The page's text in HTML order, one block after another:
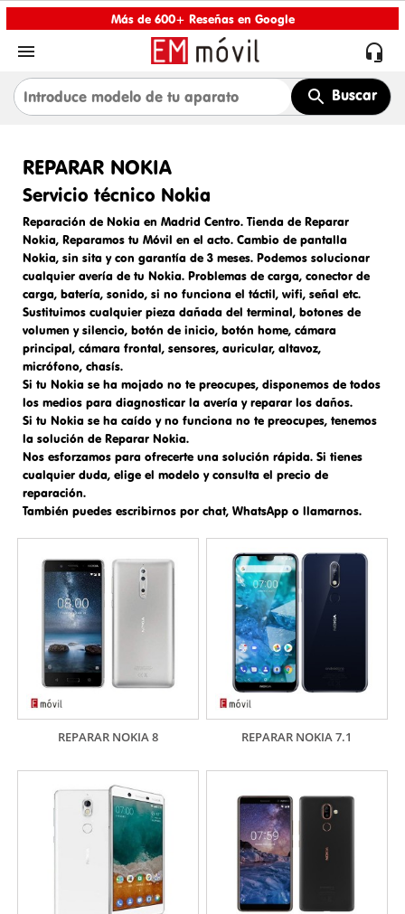
Más de 600+ Reseñas en Google
 
Buscar
REPARAR NOKIA
Servicio técnico Nokia
Reparación de Nokia en Madrid Centro. Tienda de Reparar
Nokia, Reparamos tu Móvil en el acto. Cambio de pantalla
Nokia, sin sita y con garantía de 3 meses. Podemos solucionar
cualquier avería de tu Nokia. Problemas de carga, conector de
carga, batería, sonido, si no funciona el táctil, wifi, señal etc.
Sustituimos cualquier pieza dañada del terminal, botones de
volumen y silencio, botón de inicio, botón home, cámara
principal, cámara frontal, sensores, auricular, altavoz,
micrófono, chasís.
Si tu Nokia se ha mojado no te preocupes, disponemos de todos
los medios para diagnosticar la avería y reparar los daños.
Si tu Nokia se ha caído y no funciona no te preocupes, tenemos
la solución de Reparar Nokia.
Nos esforzamos para ofrecerte una solución rápida. Si tienes
cualquier duda, elige el modelo y consulta el precio de
reparación.
También puedes escribirnos por chat, WhatsApp o llamarnos.
REPARAR NOKIA 8 REPARAR NOKIA 7.1